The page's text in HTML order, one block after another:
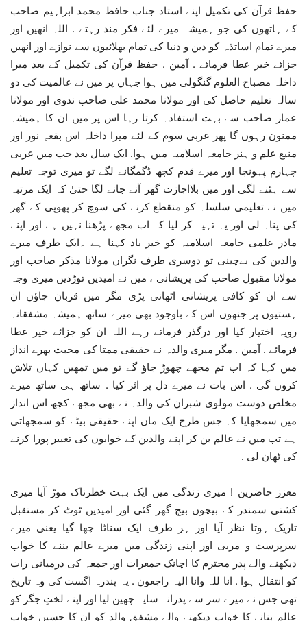
حفظ قرآن کی تکمیل اپنے استاد جناب حافظ محمد ابراہیم صاحب
کے ہاتھوں کی جو ہمیشہ میرے لئے فکر مند رہتے . اللہ انھیں اور
میرے تمام اساتذہ کو دین و دنیا کی تمام بھلائیوں سے نوازے اور انھیں
جزائے خیر عطا فرمائے . آمین . حفظ قرآن کی تکمیل کے بعد میرا
داخلہ مصباح العلوم گنگولی میں ہوا جہاں پر میں نے عالمیت کی دو
سالہ تعلیم حاصل کی اور مولانا محمد علی صاحب ندوی اور مولانا
عمار صاحب سے بہت استفادہ کرتا رہا اس پر میں ان کا ہمیشہ
ممنون رہوں گا پھر عربی سوم کے لئے میرا داخلہ اس بقعہِ نور اور
منیع علم و ہنر جامعہ اسلامیہ میں ہوا. ایک سال بعد جب میں عربی
چہارم پہونچا اور میرے قدم کچھ ڈگمگانے لگے تو میری توجہ تعلیم
سے ہٹنے لگی اور میں بلااجازت گھر آنے جانے لگا حتیٰ کہ ایک مرتبہ
میں نے تعلیمی سلسلہ کو منقطع کرنے کی سوچ کر پھوپی کے گھر
کی پناہ لی اور یہ تہیہ کر لیا کہ اب مجھے پڑھنا نہیں ہے اور اپنے
مادر علمی جامعہ اسلامیہ کو خیر باد کہنا ہے ۔ایک طرف میرے
والدین کی بےچینی تو دوسری طرف نگراں مولانا مذکر صاحب اور
مولانا مقبول صاحب کی پریشانی ، میں نے امیدیں توڑدیں میری وجہ
سے ان کو کافی پریشانی اٹھانی پڑی مگر میں قربان جاؤں ان
ہستیوں پر جنھوں اس کے باوجود بھی میرے ساتھ ہمیشہ مشفقانہ
رویہ اختیار کیا اور درگذر فرماتے رہے اللہ ان کو جزائے خیر عطا
فرمائے . آمین . مگر میری والدہ نے حقیقی ممتا کی محبت بھرے انداز
میں کہا کہ اب تم مجھے چھوڑ جاؤ گے تو میں تمھیں کہاں تلاش
کروں گی . اس بات نے میرے دل پر اثر کیا . ساتھ ہی ساتھ میرے
مخلص دوست مولوی شبران کی والدہ نے بھی مجھے کچھ اس انداز
میں سمجھایا کہ جس طرح ایک ماں اپنے حقیقی بیٹے کو سمجھاتی
ہے تب میں نے عالم بن کر اپنے والدین کے خوابوں کی تعبیر پورا کرنے
کی ٹھان لی .
معزز حاضرین ! میری زندگی میں ایک بہت خطرناک موڑ آیا میری
کشتی سمندر کے بیچوں بیچ گھر گئی اور امیدیں ٹوٹ کر مستقبل
تاریک ہوتا نظر آیا اور ہر طرف ایک سناٹا چھا گیا یعنی میرے
سرپرست و مربی اور اپنی زندگی میں میرے عالم بننے کا خواب
دیکھنے والے پدر محترم کا اچانک جمعرات اور جمعہ کی درمیانی رات
کو انتقال ہوا . انا للہ وانا الیہ راجعون . یہ پندرہ اگست کی وہ تاریخ
تھی جس نے میرے سر سے پدرانہ سایہ چھین لیا اور اپنے لختِ جگر کو
عالم بنانے کا خواب دیکھنے والے مشفق والد کو ان کا حسیں خواب